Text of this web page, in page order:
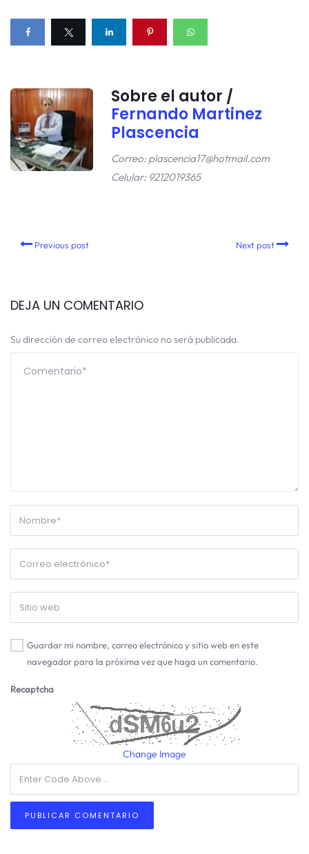
Sobre el autor /
Fernando Martinez
Plascencia
Correo: plascencia17@hotmail.com
Celular: 9212019365
Previous post Next post
DEJA UN COMENTARIO
Su dirección de correo electrónico no será publicada.
Guardar mi nombre, correo electrónico y sitio web en este
navegador para la próxima vez que haga un comentario.
Recaptcha
Change Image